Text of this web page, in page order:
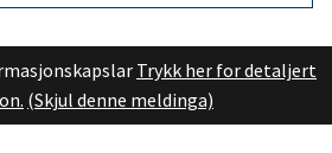
Trykk her for detaljert
(Skjul denne meldinga)